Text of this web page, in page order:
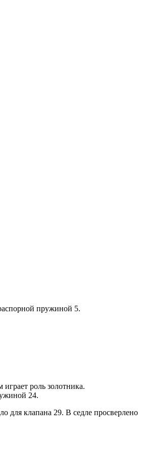
пружиной 5.
роль золотника.
24.
для клапана 29. В седле просверлено